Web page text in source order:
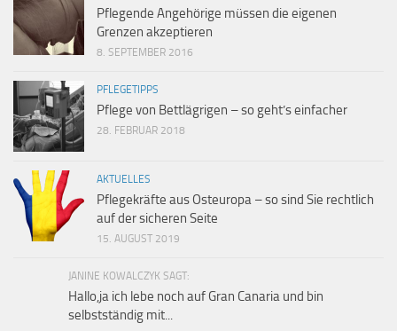
Pflegende Angehörige müssen die eigenen
Grenzen akzeptieren
8. SEPTEMBER 2016
PFLEGETIPPS
Pflege von Bettlägrigen – so geht’s einfacher
28. FEBRUAR 2018
AKTUELLES
Pflegekräfte aus Osteuropa – so sind Sie rechtlich
auf der sicheren Seite
15. AUGUST 2019
JANINE KOWALCZYK SAGT:
Hallo,ja ich lebe noch auf Gran Canaria und bin
selbstständig mit...